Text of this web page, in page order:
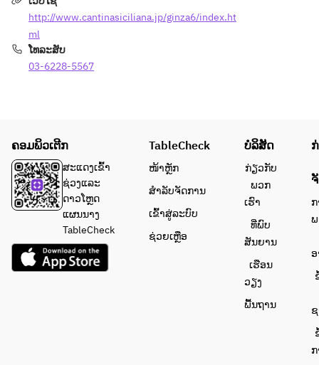
◆パス
タ 1皿
◆お肉
料理
◆カフ
ェ
コーヒ
ー or
紅茶
※内容
は毎日
変更と
http://www.cantinasiciliana.jp/ginza6/index.ht
ml
ໂທລະສັບ
03-6228-5567
ຄອມພິວເຕີກ
ສະແດງເຂົ້າ
ຊ່ວງແລະ
ດາວໂຫຼດ
ແຜນນາງ
TableCheck
TableCheck
ໜ້າຫຼັກ
ສຳລັບຈັດການ
ເຂົ້າສູ່ລະບົບ
ຊ່ວຍເຫຼືອ
ບໍລິສັດ
ກ່ຽວກັບ
ພວກ
ເຮົາ
ທີ່ພົບ
ສັນຍານ
ເຮືອນ
ວຽງ
ພື້ນຖານ